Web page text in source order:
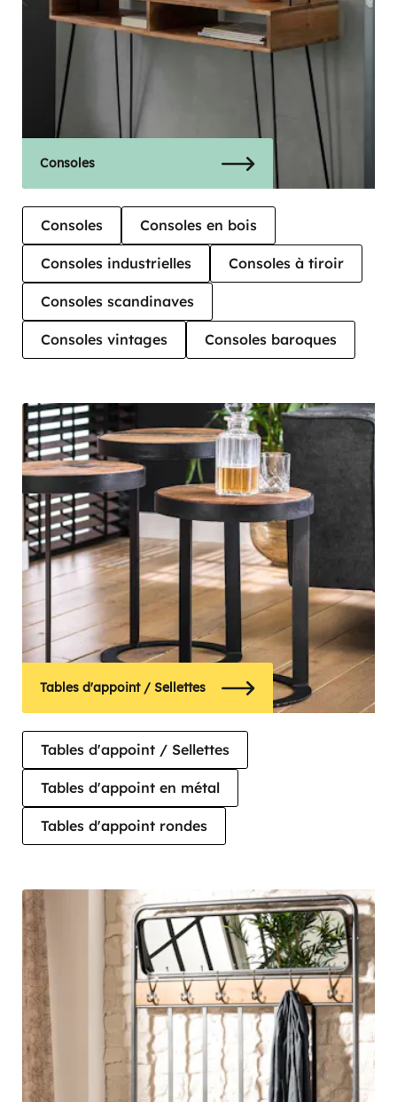
Consoles
Consoles Consoles en bois
Consoles industrielles Consoles à tiroir
Consoles scandinaves
Consoles vintages Consoles baroques
Tables d'appoint / Sellettes
Tables d'appoint / Sellettes
Tables d'appoint en métal
Tables d'appoint rondes